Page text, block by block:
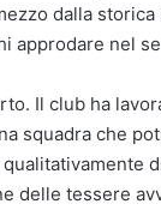
dalla
approdare nel
Il club ha
squadra che
delle tessere